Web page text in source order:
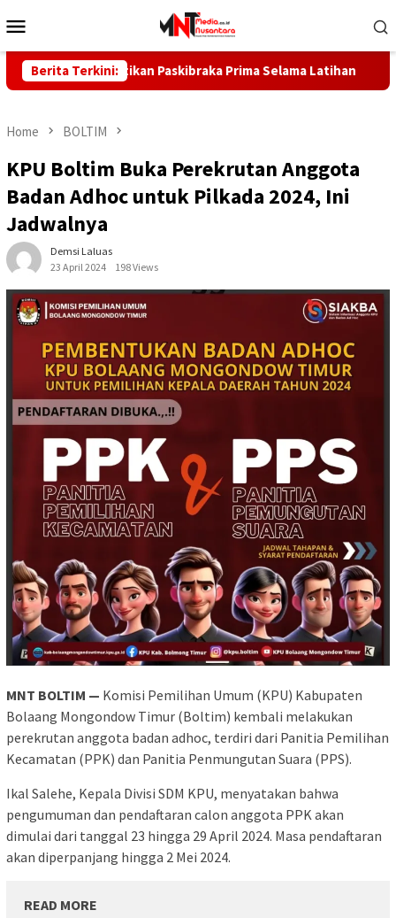
to
Menu
Berita Terkini:
Pastikan Paskibraka Prima Selama Latihan
Home BOLTIM
KPU Boltim Buka Perekrutan Anggota
Badan Adhoc untuk Pilkada 2024, Ini
Jadwalnya
Demsi Laluas
23 April 2024
198 Views
MNT BOLTIM — Komisi Pemilihan Umum (KPU) Kabupaten
Bolaang Mongondow Timur (Boltim) kembali melakukan
perekrutan anggota badan adhoc, terdiri dari Panitia Pemilihan
Kecamatan (PPK) dan Panitia Penmungutan Suara (PPS).
Ikal Salehe, Kepala Divisi SDM KPU, menyatakan bahwa
pengumuman dan pendaftaran calon anggota PPK akan
dimulai dari tanggal 23 hingga 29 April 2024. Masa pendaftaran
akan diperpanjang hingga 2 Mei 2024.
READ MORE